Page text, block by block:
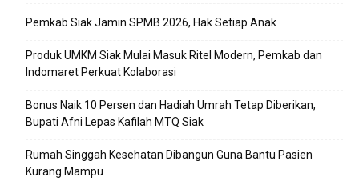
Pemkab Siak Jamin SPMB 2026, Hak Setiap Anak
Produk UMKM Siak Mulai Masuk Ritel Modern, Pemkab dan
Indomaret Perkuat Kolaborasi
Bonus Naik 10 Persen dan Hadiah Umrah Tetap Diberikan,
Bupati Afni Lepas Kafilah MTQ Siak
Rumah Singgah Kesehatan Dibangun Guna Bantu Pasien
Kurang Mampu